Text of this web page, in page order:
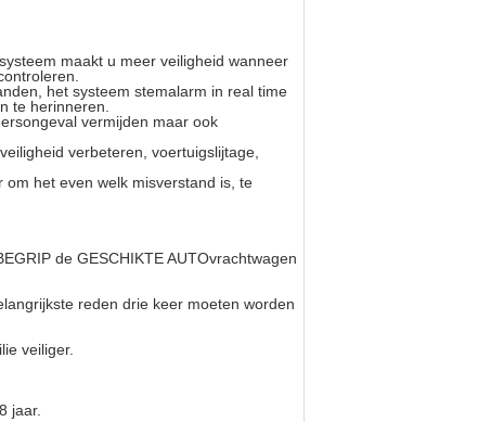
maakt u meer veiligheid wanneer
het systeem stemalarm in real time
te herinneren.
vermijden maar ook
verbeteren, voertuigslijtage,
het even welk misverstand is, te
de GESCHIKTE AUTOvrachtwagen
reden drie keer moeten worden
veiliger.
jaar.